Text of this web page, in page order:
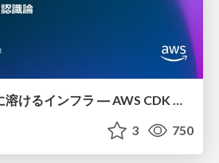
ソフトウェア設計に溶けるインフラ ― AWS CDK のインフラ認識論
3 750